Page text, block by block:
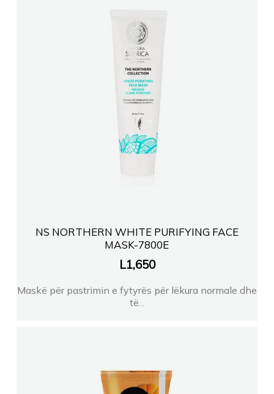
NS NORTHERN WHITE PURIFYING FACE
MASK-7800E
L1,650
Maskë për pastrimin e fytyrës për lëkura normale dhe
të...